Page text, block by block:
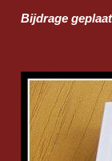
Bijdrage